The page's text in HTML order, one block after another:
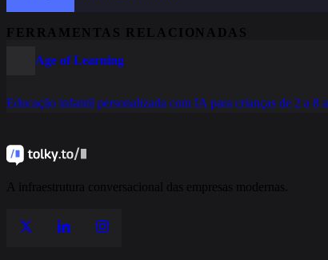
FERRAMENTAS RELACIONADAS
Age of Learning
Educação infantil personalizada com IA para crianças de 2 a 8
A infraestrutura conversacional das empresas modernas.